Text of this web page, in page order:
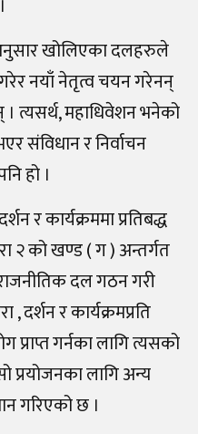
खोलिएका दलहरुले
नयाँ नेतृत्व चयन गरेनन्
त्यसर्थ, महाधिवेशन भनेको
संविधान र निर्वाचन
हो ।
र कार्यक्रममा प्रतिबद्ध
२ को खण्ड ( ग ) अन्तर्गत
दल गठन गरी
दर्शन र कार्यक्रमप्रति
गर्नका लागि त्यसको
प्रयोजनका लागि अन्य
गरिएको छ ।